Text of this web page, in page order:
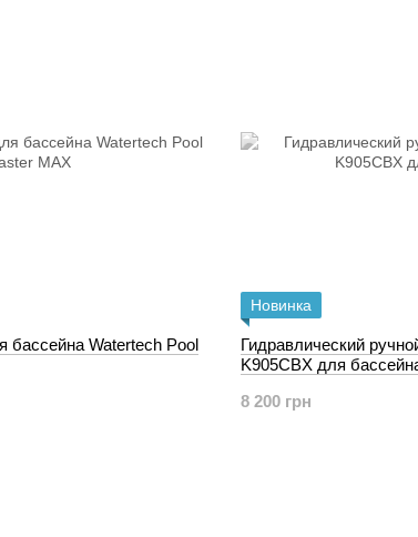
бассейна Watertech Pool
Новинка
Гидравлический
K905CBX для
8 200 грн